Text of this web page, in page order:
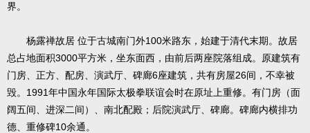
界。
杨露禅故居 位于古城南门外100米路东，始建于清代末期。故居
总占地面积3000平方米，坐东面西，由前后两座院落组成。原建筑有
门房、正方、配房、演武厅、碑廊6座建筑，共有房屋26间，不幸被
毁。1991年中国永年国际太极拳联谊会时在原址上重修。有门房（面
阔五间、进深二间）、南北配殿；后院演武厅、碑廊。碑廊内横排功
德、重修碑10余通。